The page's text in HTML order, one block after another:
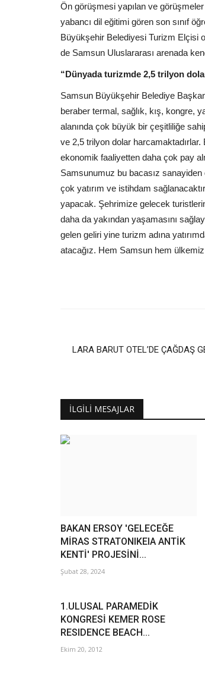
Ön görüşmesi yapılan ve
yabancı dil eğitimi gören son sınıf
Büyükşehir Belediyesi Turizm Elçisi
de Samsun Uluslararası arenada
“Dünyada turizmde 2,5 trilyon
Samsun Büyükşehir Belediye
beraber termal, sağlık, kış, kongre,
alanında çok büyük bir çeşitliliğe
ve 2,5 trilyon dolar
ekonomik faaliyetten daha çok pay
Samsunumuz bu bacasız
çok yatırım ve istihdam
yapacak. Şehrimize gelecek
daha da yakından yaşamasını
gelen geliri yine turizm adına
atacağız. Hem Samsun hem
LARA BARUT OTEL’DE ÇAĞDAŞ
İLGILI MESAJLAR
BAKAN ERSOY 'GELECEĞE
MİRAS STRATONIKEIA ANTİK
KENTİ' PROJESİNİ...
Şubat 28, 2024
1.ULUSAL PARAMEDİK
KONGRESİ KEMER ROSE
RESIDENCE BEACH...
Ekim 20, 2012